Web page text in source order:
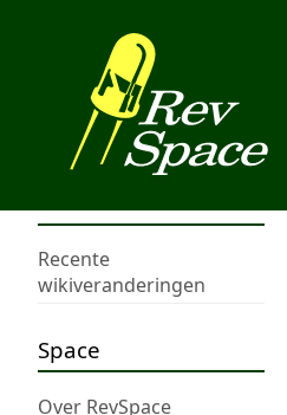
Recente
wikiveranderingen
Space
Over RevSpace